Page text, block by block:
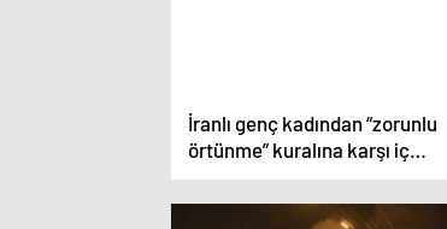
İranlı genç kadından “zorunlu
örtünme” kuralına karşı iç
çamaşırlı eylem